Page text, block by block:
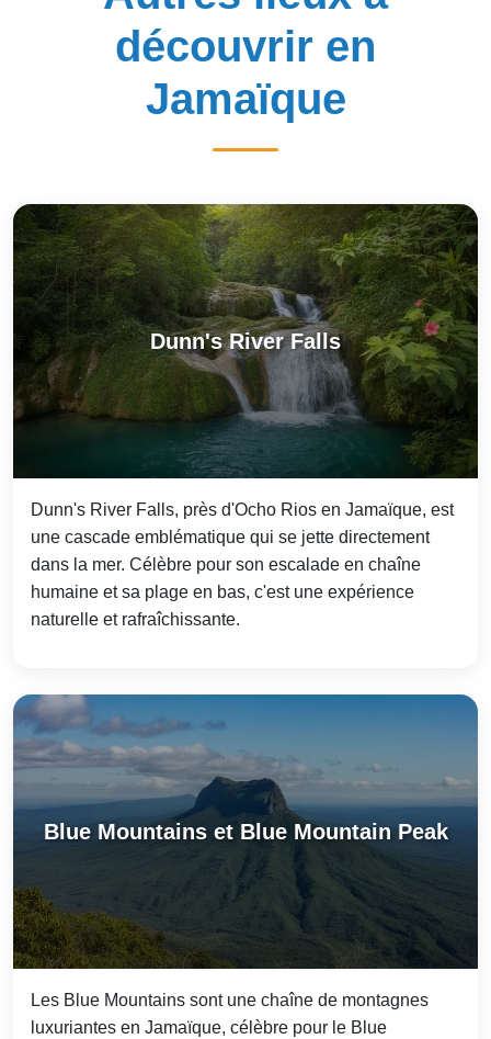
découvrir en
Jamaïque
Dunn's River Falls
Dunn's River Falls, près d'Ocho Rios en Jamaïque, est
une cascade emblématique qui se jette directement
dans la mer. Célèbre pour son escalade en chaîne
humaine et sa plage en bas, c'est une expérience
naturelle et rafraîchissante.
Blue Mountains et Blue Mountain Peak
Les Blue Mountains sont une chaîne de montagnes
luxuriantes en Jamaïque, célèbre pour le Blue